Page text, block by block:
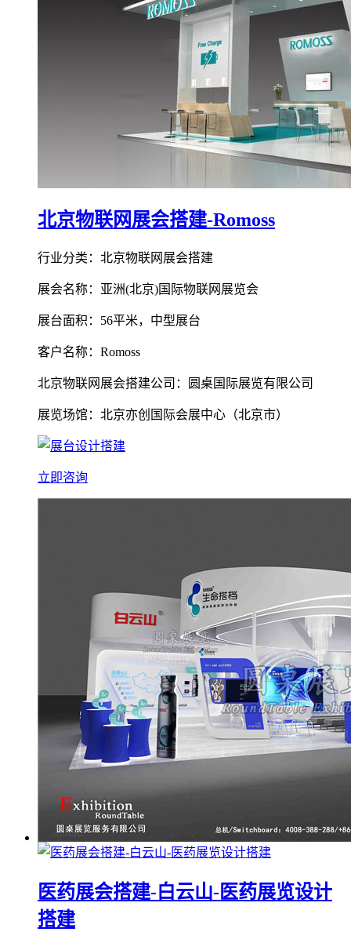
北京物联网展会搭建-Romoss
行业分类：北京物联网展会搭建
展会名称：亚洲(北京)国际物联网展览会
展台面积：56平米，中型展台
客户名称：Romoss
北京物联网展会搭建公司：圆桌国际展览有限公司
展览场馆：北京亦创国际会展中心（北京市）
立即咨询
医药展会搭建-白云山-医药展览设计
搭建